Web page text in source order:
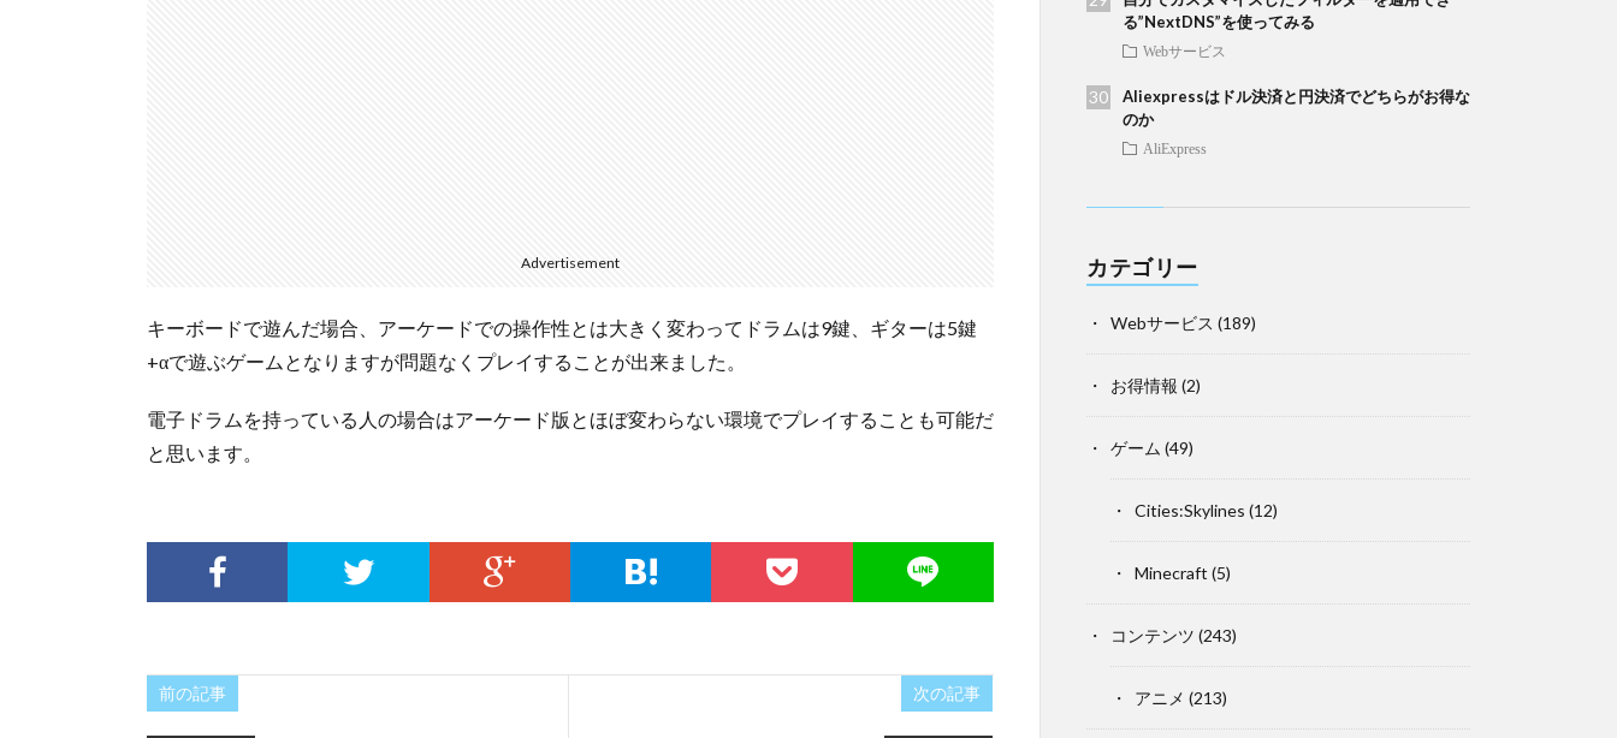
Advertisement
キーボードで遊んだ場合、アーケードでの操作性とは大きく変わってドラムは9鍵、ギターは5鍵
+αで遊ぶゲームとなりますが問題なくプレイすることが出来ました。
電子ドラムを持っている人の場合はアーケード版とほぼ変わらない環境でプレイすることも可能だ
と思います。
前の記事 次の記事
る”NextDNS”を使ってみる
Webサービス
Aliexpressはドル決済と円決済でどちらがお得な
のか
AliExpress
カテゴリー
Webサービス (189)
お得情報 (2)
ゲーム (49)
Cities:Skylines (12)
Minecraft (5)
コンテンツ (243)
アニメ (213)